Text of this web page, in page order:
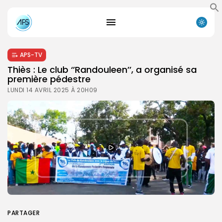
APS-TV
Thiès : Le club ‘’Randouleen’’, a organisé sa
première pédestre
LUNDI 14 AVRIL 2025 À 20H09
PARTAGER